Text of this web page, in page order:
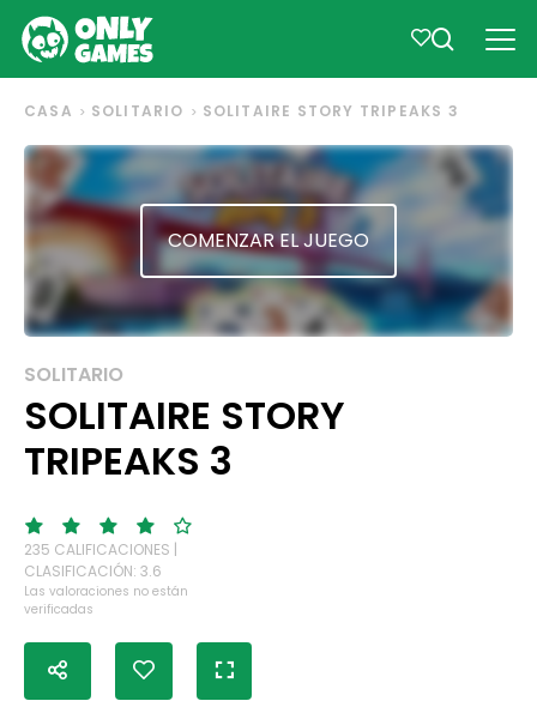
CASA SOLITARIO SOLITAIRE STORY TRIPEAKS 3
COMENZAR EL JUEGO
SOLITARIO
SOLITAIRE STORY
TRIPEAKS 3
235 CALIFICACIONES |
CLASIFICACIÓN: 3.6
Las valoraciones no están
verificadas